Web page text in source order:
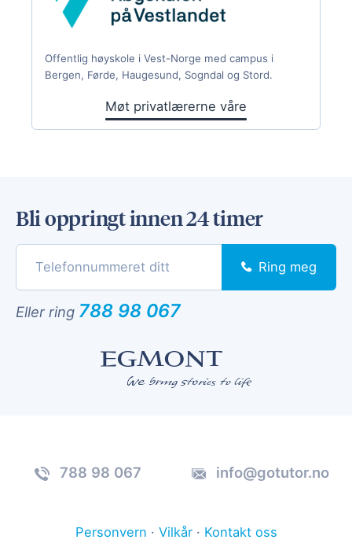
Offentlig høyskole i Vest-Norge med campus i
Bergen, Førde, Haugesund, Sogndal og Stord.
Møt privatlærerne våre
Bli oppringt innen 24 timer
Ring meg
Eller ring 788 98 067
788 98 067 info@gotutor.no
Personvern · Vilkår· Kontakt oss